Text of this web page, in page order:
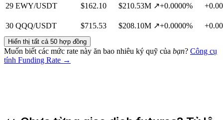
29 EWY/USDT $162.10 $210.53M ↗+0.0000% +0.00
30 QQQ/USDT $715.53 $208.10M ↗+0.0000% +0.00
Hiển thị tất cả 50 hợp đồng
Muốn biết các mức rate này ăn bao nhiêu ký quỹ của bạn? Công cụ
tính Funding Rate →